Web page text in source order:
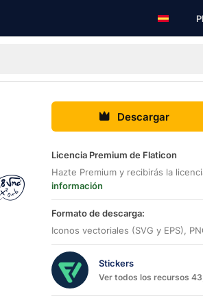
Descargar
Licencia Premium de Flaticon
Hazte Premium y recibirás la
información
Formato de descarga:
Iconos vectoriales (SVG y EPS),
Stickers
Ver todos los recursos